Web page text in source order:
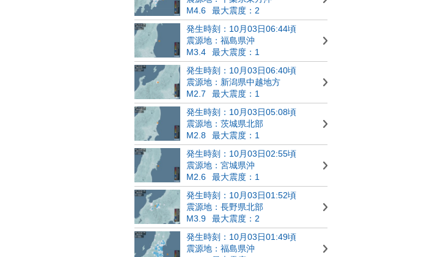
M4.6
最大震度：2
発生時刻：10月03日06:44頃
震源地：福島県沖
M3.4
最大震度：1
発生時刻：10月03日06:40頃
震源地：新潟県中越地方
M2.7
最大震度：1
発生時刻：10月03日05:08頃
震源地：茨城県北部
M2.8
最大震度：1
発生時刻：10月03日02:55頃
震源地：宮城県沖
M2.6
最大震度：1
発生時刻：10月03日01:52頃
震源地：長野県北部
M3.9
最大震度：2
発生時刻：10月03日01:49頃
震源地：福島県沖